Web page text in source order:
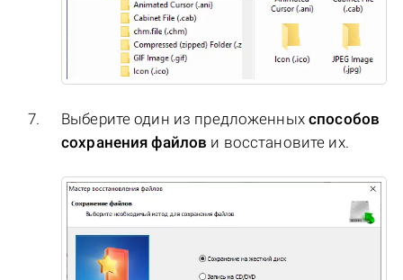
Выберите один из предложенных способов
сохранения файлов и восстановите их.